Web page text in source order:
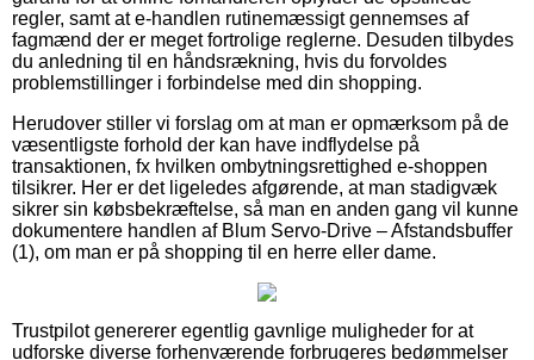
regler, samt at e-handlen rutinemæssigt gennemses af
fagmænd der er meget fortrolige reglerne. Desuden tilbydes
du anledning til en håndsrækning, hvis du forvoldes
problemstillinger i forbindelse med din shopping.
Herudover stiller vi forslag om at man er opmærksom på de
væsentligste forhold der kan have indflydelse på
transaktionen, fx hvilken ombytningsrettighed e-shoppen
tilsikrer. Her er det ligeledes afgørende, at man stadigvæk
sikrer sin købsbekræftelse, så man en anden gang vil kunne
dokumentere handlen af Blum Servo-Drive – Afstandsbuffer
(1), om man er på shopping til en herre eller dame.
Trustpilot genererer egentlig gavnlige muligheder for at
udforske diverse forhenværende forbrugeres bedømmelser